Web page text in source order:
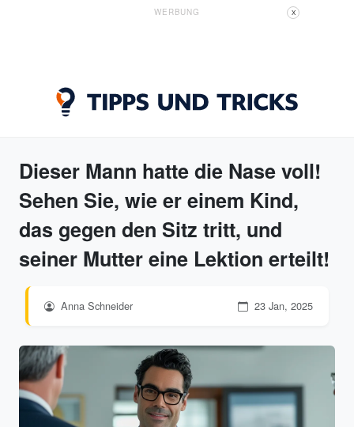
WERBUNG X
Dieser Mann hatte die Nase voll!
Sehen Sie, wie er einem Kind,
das gegen den Sitz tritt, und
seiner Mutter eine Lektion erteilt!
Anna Schneider 23 Jan, 2025